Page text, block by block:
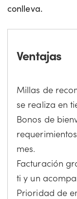
conlleva.
Ventajas
Millas de
se realiza en
Bonos de
mes.
Facturación
ti y un
Prioridad de